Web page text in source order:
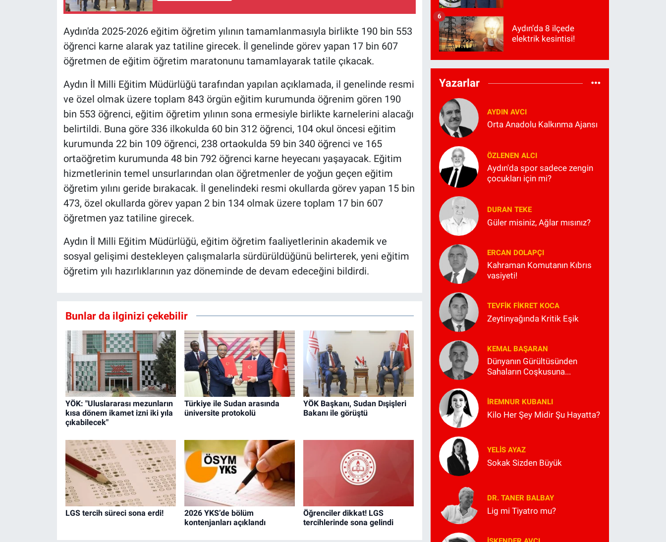
Aydın'da 2025-2026 eğitim öğretim yılının tamamlanmasıyla birlikte 190 bin 553
öğrenci karne alarak yaz tatiline girecek. İl genelinde görev yapan 17 bin 607
öğretmen de eğitim öğretim maratonunu tamamlayarak tatile çıkacak.
Aydın İl Milli Eğitim Müdürlüğü tarafından yapılan açıklamada, il genelinde resmi
ve özel olmak üzere toplam 843 örgün eğitim kurumunda öğrenim gören 190
bin 553 öğrenci, eğitim öğretim yılının sona ermesiyle birlikte karnelerini alacağı
belirtildi. Buna göre 336 ilkokulda 60 bin 312 öğrenci, 104 okul öncesi eğitim
kurumunda 22 bin 109 öğrenci, 238 ortaokulda 59 bin 340 öğrenci ve 165
ortaöğretim kurumunda 48 bin 792 öğrenci karne heyecanı yaşayacak. Eğitim
hizmetlerinin temel unsurlarından olan öğretmenler de yoğun geçen eğitim
öğretim yılını geride bırakacak. İl genelindeki resmi okullarda görev yapan 15 bin
473, özel okullarda görev yapan 2 bin 134 olmak üzere toplam 17 bin 607
öğretmen yaz tatiline girecek.
Aydın İl Milli Eğitim Müdürlüğü, eğitim öğretim faaliyetlerinin akademik ve
sosyal gelişimi destekleyen çalışmalarla sürdürüldüğünü belirterek, yeni eğitim
öğretim yılı hazırlıklarının yaz döneminde de devam edeceğini bildirdi.
Bunlar da ilginizi çekebilir
YÖK: "Uluslararası mezunların
kısa dönem ikamet izni iki yıla
çıkabilecek"
Türkiye ile Sudan arasında
üniversite protokolü
YÖK Başkanı, Sudan Dışişleri
Bakanı ile görüştü
LGS tercih süreci sona erdi!
2026 YKS’de bölüm
kontenjanları açıklandı
Öğrenciler dikkat! LGS
tercihlerinde sona gelindi
Aydın’da 8 ilçede
elektrik kesintisi!
6
Yazarlar
AYDIN AVCI
Orta Anadolu Kalkınma Ajansı
ÖZLENEN ALCI
Aydın'da spor sadece zengin
çocukları için mi?
DURAN TEKE
Güler misiniz, Ağlar mısınız?
ERCAN DOLAPÇI
Kahraman Komutanın Kıbrıs
vasiyeti!
TEVFIK FIKRET KOCA
Zeytinyağında Kritik Eşik
KEMAL BAŞARAN
Dünyanın Gürültüsünden
Sahaların Coşkusuna...
İREMNUR KUBANLI
Kilo Her Şey Midir Şu Hayatta?
YELIS AYAZ
Sokak Sizden Büyük
DR. TANER BALBAY
Lig mi Tiyatro mu?